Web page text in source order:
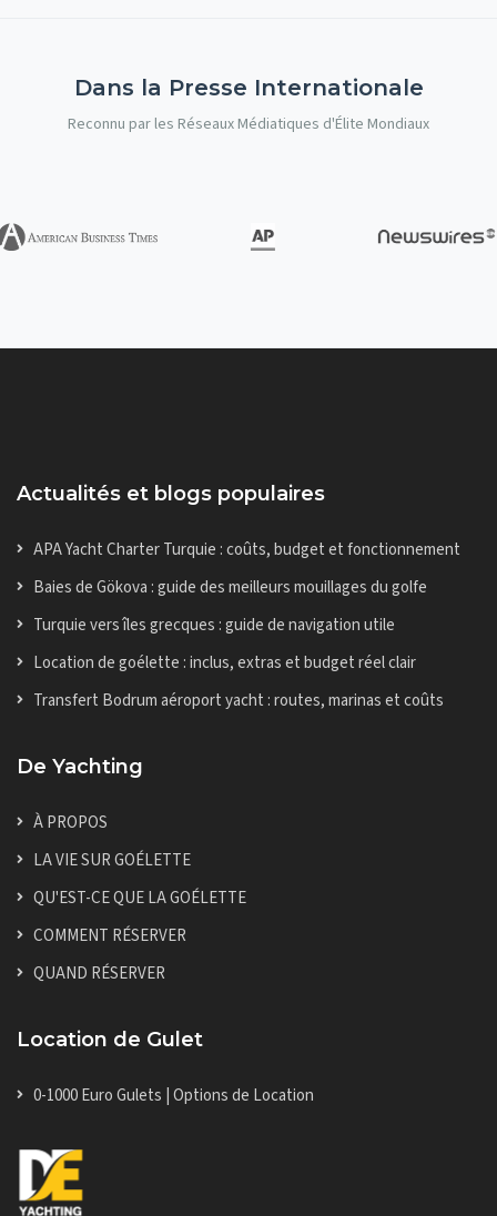
Dans la Presse Internationale
Reconnu par les Réseaux Médiatiques d'Élite Mondiaux
Actualités et blogs populaires
APA Yacht Charter Turquie : coûts, budget et fonctionnement
Baies de Gökova : guide des meilleurs mouillages du golfe
Turquie vers îles grecques : guide de navigation utile
Location de goélette : inclus, extras et budget réel clair
Transfert Bodrum aéroport yacht : routes, marinas et coûts
De Yachting
À PROPOS
LA VIE SUR GOÉLETTE
QU'EST-CE QUE LA GOÉLETTE
COMMENT RÉSERVER
QUAND RÉSERVER
Location de Gulet
0-1000 Euro Gulets | Options de Location